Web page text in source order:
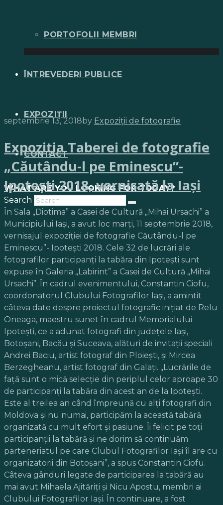
PORTOFOLII MEMBRI
ÎNTREVEDERI PUBLICE
EXPOZIȚII
CONTACT
WHAT ARE YOU LOOKING FOR TODAY?
Search
septembrie 13, 2018 by Expoziții de fotografie
Expoziţia Taberei de fotografie
„Căutându-l pe Eminescu”-
Ipoteşti 2018, vernisată la Iaşi
În Sala „Diotima” a Casei de Cultură „Mihai Ursachi” a
Municipiului Iași, a avut loc marţi, 11 septembrie 2018,
vernisajul expoziţiei de fotografie Căutându-l pe
Eminescu”- Ipoteşti 2018. Cele 32 de lucrări ale
fotografilor participanţi la tabăra din Ipoteşti sunt
expuse în Galeria „Labirint” a Casei de Cultură „Mihai
Ursachi”. În cadrul evenimentului, Constantin Ciofu,
coordonatorul Clubului Fotografilor Iaşi, a amintit
câteva date despre proiectul fotografic iniţiat de Relu
Oneaga, maestru sunet în cadrul Memorialului
Ipoteşti, ce a adunat fotografi din judeţele Iaşi,
Botoşani, Bacău şi Suceava, alături de invitaţii speciali
Andrei Baciu, artist fotograf din Ploieşti, şi Mircea
Berzegheanu, artist fotograf din Galaţi. „Lucrările de
faţă sunt o mică selecţie din periplul celor aproape 30
de participanţi la tabăra din acest an de la Ipoteşti.
Este al treilea an când împreună cu alţi fotografi din
Moldova şi nu numai, participăm la această tabără
organizată cu mult efort şi pasiune. Îi felicit pe toţi
participanţii la tabără şi ne dorim să continuăm
parteneriatul pe care Clubul Fotografilor Iaşi îl are cu
organizatorii din Botoşani”, a spus Constantin Ciofu.
Câteva gânduri legate de participarea la tabără au
mai avut Mihaela Ajităriţi şi Nicu Apostu, membri ai
Clubului Fotografilor Iaşi. În continuare, a fost